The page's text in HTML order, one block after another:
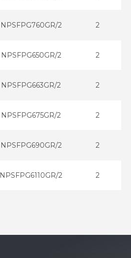
NPSFPG760GR/2 2
NPSFPG650GR/2 2
NPSFPG663GR/2 2
NPSFPG675GR/2 2
NPSFPG690GR/2 2
NPSFPG6110GR/2 2